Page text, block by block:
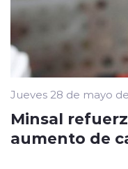
Jueves 28 de mayo
Minsal
aumento de